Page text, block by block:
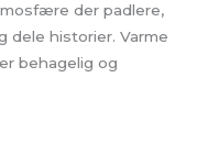
der padlere,
dele historier. Varme
behagelig og